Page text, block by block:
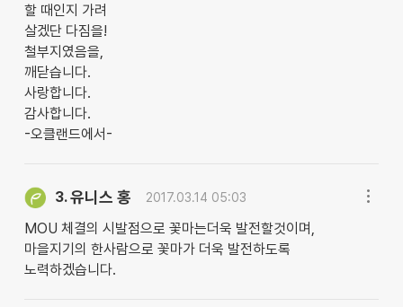
할 때인지 가려
살겠단 다짐을!
철부지였음을,
깨닫습니다.
사랑합니다.
감사합니다.
-오클랜드에서-
3.유니스 홍 2017.03.14 05:03
MOU 체결의 시발점으로 꽃마는더욱 발전할것이며,
마을지기의 한사람으로 꽃마가 더욱 발전하도록
노력하겠습니다.